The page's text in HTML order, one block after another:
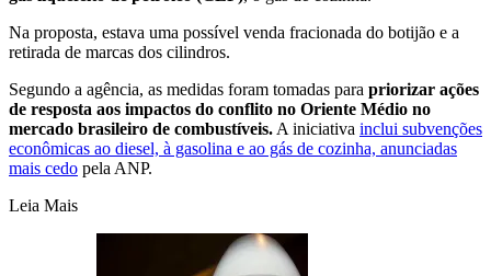
Na proposta, estava uma possível venda fracionada do botijão e a
retirada de marcas dos cilindros.
Segundo a agência, as medidas foram tomadas para priorizar ações
de resposta aos impactos do conflito no Oriente Médio no
mercado brasileiro de combustíveis. A iniciativa inclui subvenções
econômicas ao diesel, à gasolina e ao gás de cozinha, anunciadas
mais cedo pela ANP.
Leia Mais